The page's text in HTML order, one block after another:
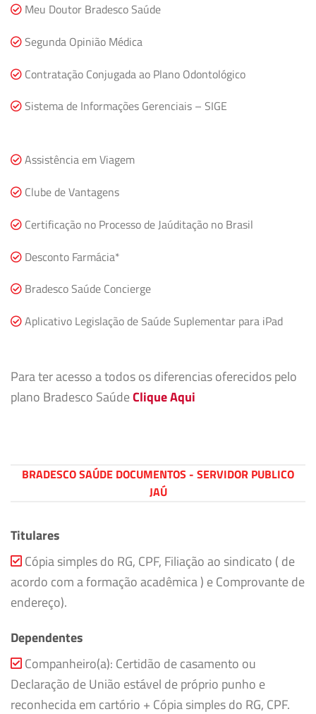
Meu Doutor Bradesco Saúde
Segunda Opinião Médica
Contratação Conjugada ao Plano Odontológico
Sistema de Informações Gerenciais – SIGE
Assistência em Viagem
Clube de Vantagens
Certificação no Processo de Jaúditação no Brasil
Desconto Farmácia*
Bradesco Saúde Concierge
Aplicativo Legislação de Saúde Suplementar para iPad
Para ter acesso a todos os diferencias oferecidos pelo
plano Bradesco SaúdeClique Aqui
BRADESCO SAÚDE DOCUMENTOS - SERVIDOR PUBLICO
JAÚ
Titulares
Cópia simples do RG, CPF, Filiação ao sindicato ( de
acordo com a formação acadêmica ) e Comprovante de
endereço).
Dependentes
Companheiro(a): Certidão de casamento ou
Declaração de União estável de próprio punho e
reconhecida em cartório + Cópia simples do RG, CPF.